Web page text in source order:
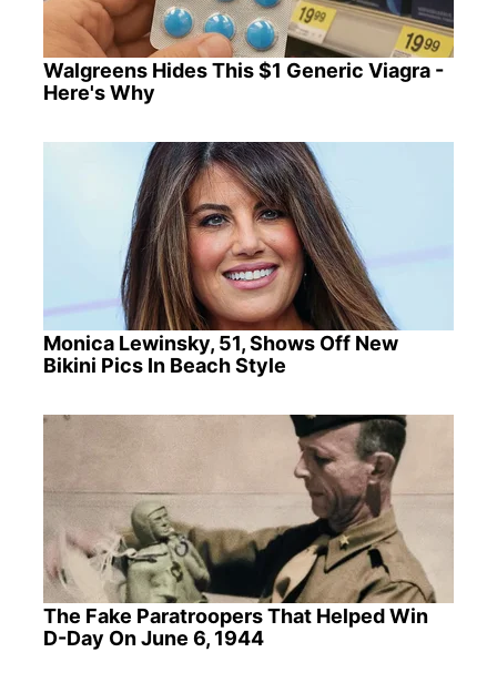
Walgreens Hides This $1 Generic Viagra -
Here's Why
Monica Lewinsky, 51, Shows Off New
Bikini Pics In Beach Style
The Fake Paratroopers That Helped Win
D-Day On June 6, 1944